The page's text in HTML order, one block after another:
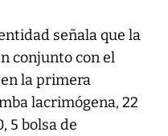
señala que la
conjunto con el
la primera
lacrimógena, 22
5 bolsa de